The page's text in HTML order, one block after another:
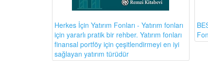
Herkes İçin Yatırım Fonları - Yatırım fonları
için yararlı pratik bir rehber. Yatırım fonları
finansal portföy için çeşitlendirmeyi en iyi
sağlayan yatırım türüdür